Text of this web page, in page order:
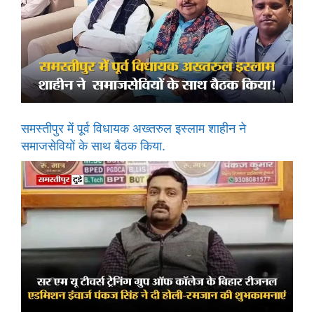
समस्तीपुर में पूर्व विधायक अख्तरुल इस्लाम शाहीन ने
समाजसेवियों के साथ बैठक किया.